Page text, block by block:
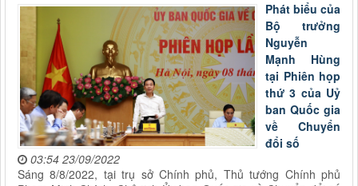
Phát biểu của
Bộ trưởng
Nguyễn
Mạnh Hùng
tại Phiên họp
thứ 3 của Uỷ
ban Quốc gia
về Chuyển
đổi số
03:54 23/09/2022
Sáng 8/8/2022, tại trụ sở Chính phủ, Thủ tướng Chính phủ